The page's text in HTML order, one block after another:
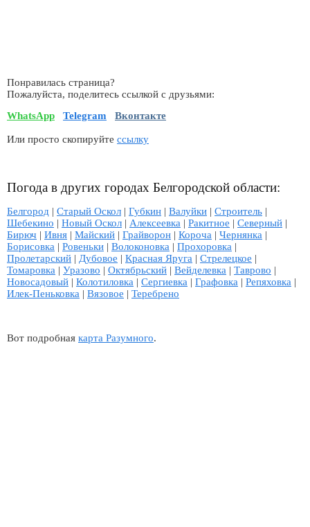
Понравилась страница?
Пожалуйста, поделитесь ссылкой с друзьями:
WhatsApp
Telegram Вконтакте
Или просто скопируйте ссылку
Погода в других городах Белгородской области:
Белгород | Старый Оскол | Губкин | Валуйки | Строитель |
Шебекино | Новый Оскол | Алексеевка | Ракитное | Северный |
Бирюч | Ивня | Майский | Грайворон | Короча | Чернянка |
Борисовка | Ровеньки | Волоконовка | Прохоровка |
Пролетарский | Дубовое | Красная Яруга | Стрелецкое |
Томаровка | Уразово | Октябрьский | Вейделевка | Таврово |
Новосадовый | Колотиловка | Сергиевка | Графовка | Репяховка |
Илек-Пеньковка | Вязовое | Теребрено
Вот подробная карта Разумного.